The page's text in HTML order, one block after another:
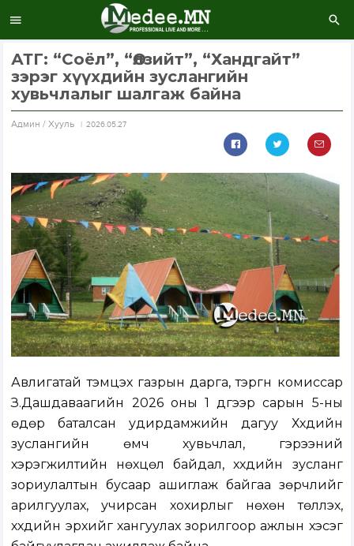
АТГ: “Соёл”, “Өлзийт”, “Хандгайт”
зэрэг хүүхдийн зуслангийн
хувьчлалыг шалгаж байна
Aдмин / Хууль 2026.05.27
Авлигатай тэмцэх газрын дарга, тэргүүн комиссар
З.Дашдаваагийн 2026 оны 1 дүгээр сарын 5-ны
өдөр баталсан удирдамжийн дагуу Хүүхдийн
зуслангийн өмч хувьчлал, гэрээний
хэрэгжилтийн нөхцөл байдал, хүүхдийн зусланг
зориулалтын бусаар ашиглаж байгаа зөрчлийг
арилгуулах, учирсан хохирлыг нөхөн төлүүлэх,
хүүхдийн эрхийг хангуулах зорилгоор ажлын хэсэг